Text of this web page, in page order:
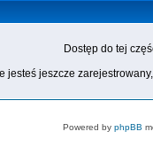
Dostęp do tej
jesteś jeszcze
Powered by phpBB